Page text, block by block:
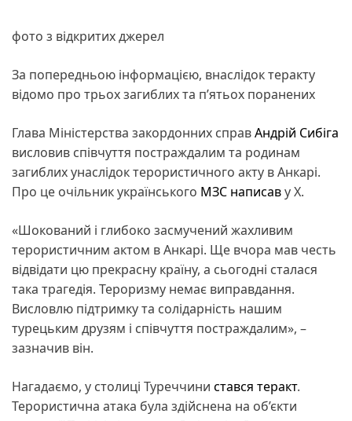
фото з відкритих джерел
За попередньою інформацією, внаслідок теракту
відомо про трьох загиблих та п’ятьох поранених
Глава Міністерства закордонних справАндрій Сибіга
висловив співчуття постраждалим та родинам
загиблих унаслідок терористичного акту в Анкарі.
Про це очільник українського МЗС написаву X.
«Шокований і глибоко засмучений жахливим
терористичним актом в Анкарі. Ще вчора мав честь
відвідати цю прекрасну країну, а сьогодні сталася
така трагедія. Тероризму немає виправдання.
Висловлю підтримку та солідарність нашим
турецьким друзям і співчуття постраждалим», –
зазначив він.
Нагадаємо, у столиці Туреччини стався теракт.
Терористична атака була здійснена на об’єкти